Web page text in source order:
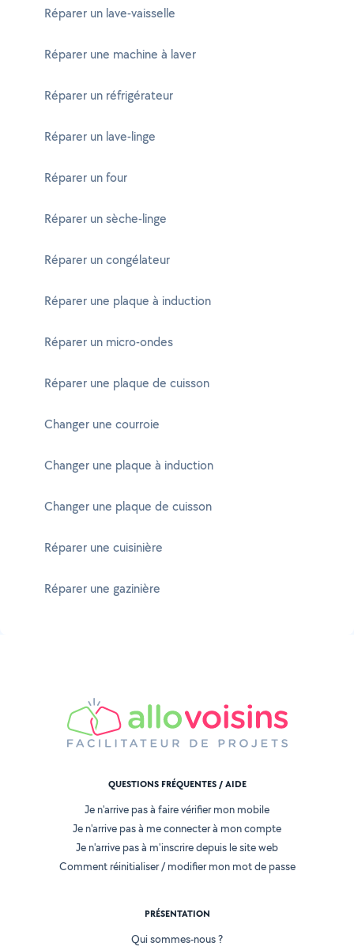
Réparer un lave-vaisselle
Réparer une machine à laver
Réparer un réfrigérateur
Réparer un lave-linge
Réparer un four
Réparer un sèche-linge
Réparer un congélateur
Réparer une plaque à induction
Réparer un micro-ondes
Réparer une plaque de cuisson
Changer une courroie
Changer une plaque à induction
Changer une plaque de cuisson
Réparer une cuisinière
Réparer une gazinière
QUESTIONS FRÉQUENTES / AIDE
Je n'arrive pas à faire vérifier mon mobile
Je n'arrive pas à me connecter à mon compte
Je n'arrive pas à m'inscrire depuis le site web
Comment réinitialiser / modifier mon mot de passe
PRÉSENTATION
Qui sommes-nous ?